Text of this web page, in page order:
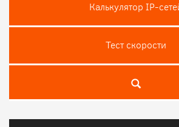
Калькулятор IP-
Тест скороcти